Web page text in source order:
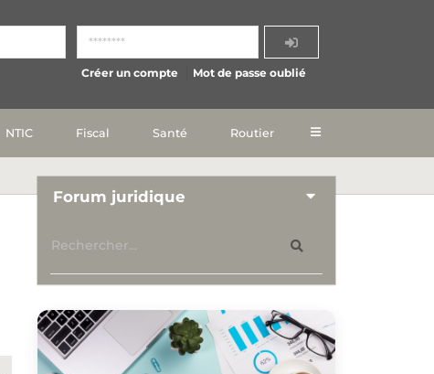
Créer un compte Mot de passe oublié
NTIC Fiscal Santé Routier
Forum juridique